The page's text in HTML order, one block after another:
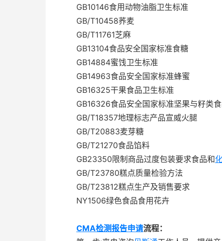
GB10146食用动物油脂卫生标准
GB/T10458荞麦
GB/T11761芝麻
GB13104食品安全国家标准食糖
GB14884蜜饯卫生标准
GB14963食品安全国家标准蜂蜜
GB16325干果食品卫生标准
GB16326食品安全国家标准坚果与籽类
GB/T18357地理标志产品宣威火腿
GB/T20883麦芽糖
GB/T21270食品馅料
GB23350限制商品过度包装要求食品和
GB/T23780糕点质量检验方法
GB/T23812糕点生产及销售要求
NY1506绿色食品食用花卉
CMA检测报告申请流程：